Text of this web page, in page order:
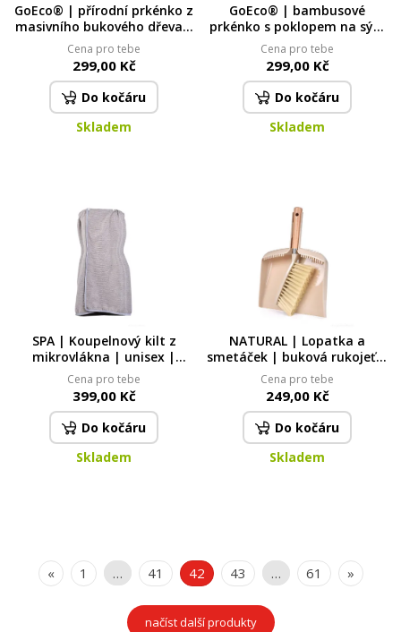
GoEco® | přírodní prkénko z
masivního bukového dřeva |
46 cm
Cena pro tebe
299,00 Kč
Do kočáru
Skladem
GoEco® | bambusové
prkénko s poklopem na sýry
a potraviny | 24 × 18 cm
Cena pro tebe
299,00 Kč
Do kočáru
Skladem
SPA | Koupelnový kilt z
mikrovlákna | unisex |
sauna, pláž, bazén
Cena pro tebe
399,00 Kč
Do kočáru
Skladem
NATURAL | Lopatka a
smetáček | buková rukojeť +
čisticí zoubky | elegantní
eko provedení
Cena pro tebe
249,00 Kč
Do kočáru
Skladem
« 1 … 41 42 43 … 61 »
načíst další produkty